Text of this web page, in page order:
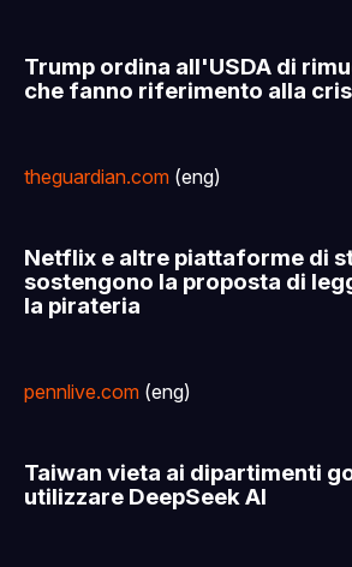
Trump ordina all'USDA di
che fanno riferimento alla
theguardian.com (eng)
Netflix e altre piattaforme di
sostengono la proposta di
la pirateria
pennlive.com (eng)
Taiwan vieta ai dipartimenti
utilizzare DeepSeek AI